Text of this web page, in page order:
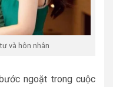
và hôn nhân
ngoặt trong cuộc